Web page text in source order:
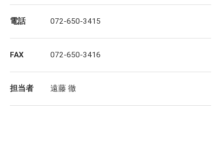
電話 072-650-3415
FAX 072-650-3416
担当者 遠藤 徹